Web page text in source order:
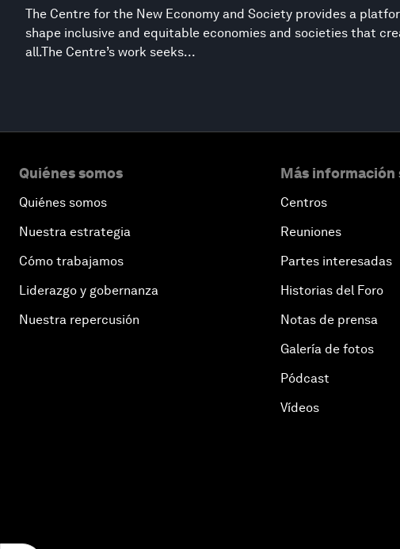
The Centre for the New Economy and Society provides a
shape inclusive and equitable economies and societies that
all.The Centre’s work seeks...
Quiénes somos
Quiénes somos
Nuestra estrategia
Cómo trabajamos
Liderazgo y gobernanza
Nuestra repercusión
Más información
Centros
Reuniones
Partes interesadas
Historias del Foro
Notas de prensa
Galería de fotos
Pódcast
Vídeos